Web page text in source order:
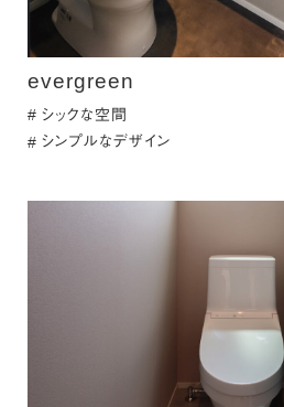
evergreen
シックな空間
シンプルなデザイン